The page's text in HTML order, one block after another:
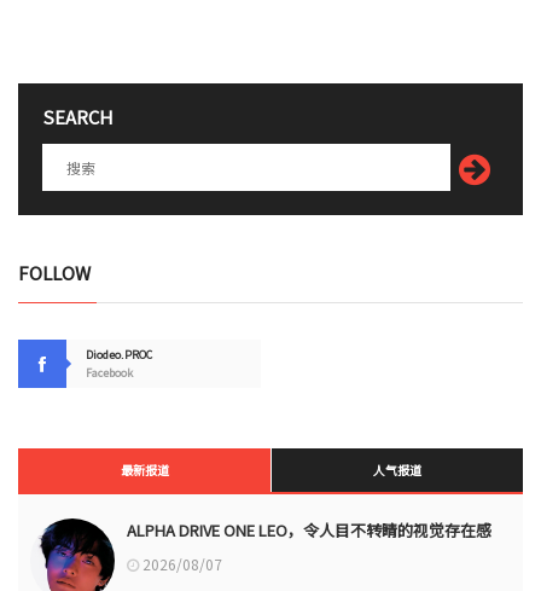
SEARCH
FOLLOW
Diodeo.PROC
Facebook
最新报道 人气报道
ALPHA DRIVE ONE LEO，令人目不转睛的视觉存在感
2026/08/07